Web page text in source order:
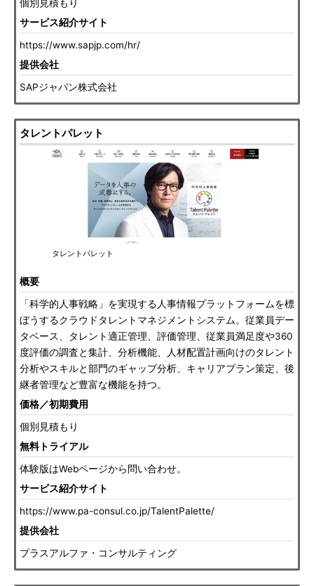
個別見積もり
サービス紹介サイト
https://www.sapjp.com/hr/
提供会社
SAPジャパン株式会社
タレントパレット
タレントパレット
概要
「科学的人事戦略」を実現する人事情報プラットフォームを標
ぼうするクラウドタレントマネジメントシステム。従業員デー
タベース、タレント適正管理、評価管理、従業員満足度や360
度評価の調査と集計、分析機能、人材配置計画向けのタレント
分析やスキルと部門のギャップ分析、キャリアプラン策定、後
継者管理など豊富な機能を持つ。
価格／初期費用
個別見積もり
無料トライアル
体験版はWebページから問い合わせ。
サービス紹介サイト
https://www.pa-consul.co.jp/TalentPalette/
提供会社
プラスアルファ・コンサルティング